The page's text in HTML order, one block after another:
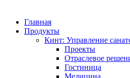
Главная
Продукты
Кинт: Управление
Проекты
Отраслевое
Гостиница
Медицина